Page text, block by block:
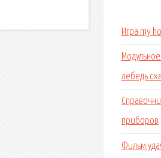
Игра my
лебедь
приборов
Фильм